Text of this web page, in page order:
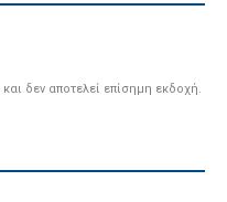
δεν αποτελεί επίσημη εκδοχή.